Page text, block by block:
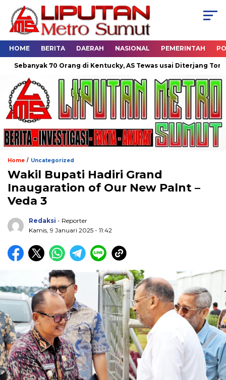
HOME BERITA DAERAH NASIONAL PEMERINTAH
70 Orang di Kentucky, AS Tewas usai Diterjang Tornado Dahsyat
Home / Uncategorized
Wakil Bupati Hadiri Grand
Inaugaration of Our New Palnt –
Veda 3
Redaksi - Reporter
Kamis, 9 Januari 2025 - 11:42